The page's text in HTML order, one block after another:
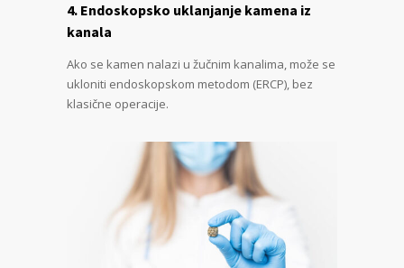
4. Endoskopsko uklanjanje kamena iz
kanala
Ako se kamen nalazi u žučnim kanalima, može se
ukloniti endoskopskom metodom (ERCP), bez
klasične operacije.